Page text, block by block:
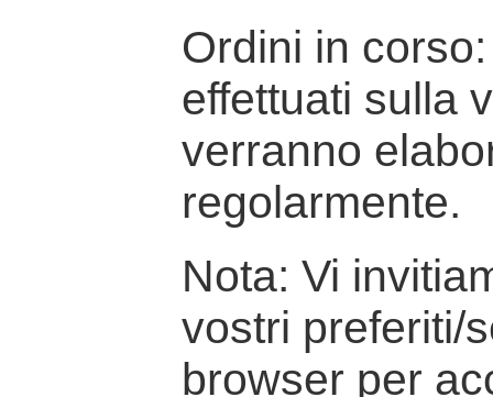
Ordini in
effettuati sulla
verranno
regolarmente.
Nota: Vi
vostri preferiti/
browser per